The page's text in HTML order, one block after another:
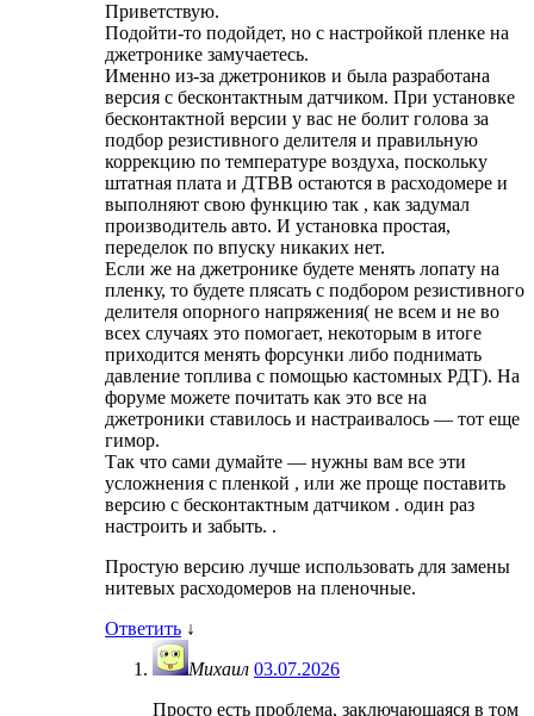
Приветствую.
Подойти-то подойдет, но с настройкой пленке на
джетронике замучаетесь.
Именно из-за джетроников и была разработана
версия с бесконтактным датчиком. При установке
бесконтактной версии у вас не болит голова за
подбор резистивного делителя и правильную
коррекцию по температуре воздуха, поскольку
штатная плата и ДТВВ остаются в расходомере и
выполняют свою функцию так , как задумал
производитель авто. И установка простая,
переделок по впуску никаких нет.
Если же на джетронике будете менять лопату на
пленку, то будете плясать с подбором резистивного
делителя опорного напряжения( не всем и не во
всех случаях это помогает, некоторым в итоге
приходится менять форсунки либо поднимать
давление топлива с помощью кастомных РДТ). На
форуме можете почитать как это все на
джетроники ставилось и настраивалось — тот еще
гимор.
Так что сами думайте — нужны вам все эти
усложнения с пленкой , или же проще поставить
версию с бесконтактным датчиком . один раз
настроить и забыть. .
Простую версию лучше использовать для замены
нитевых расходомеров на пленочные.
Ответить ↓
Михаил 03.07.2026
Просто есть проблема, заключающаяся в том